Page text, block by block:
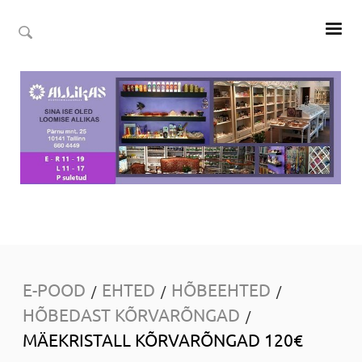
E-POOD / EHTED / HÕBEEHTED /
HÕBEDAST KÕRVARÕNGAD /
MÄEKRISTALL KÕRVARÕNGAD 120€